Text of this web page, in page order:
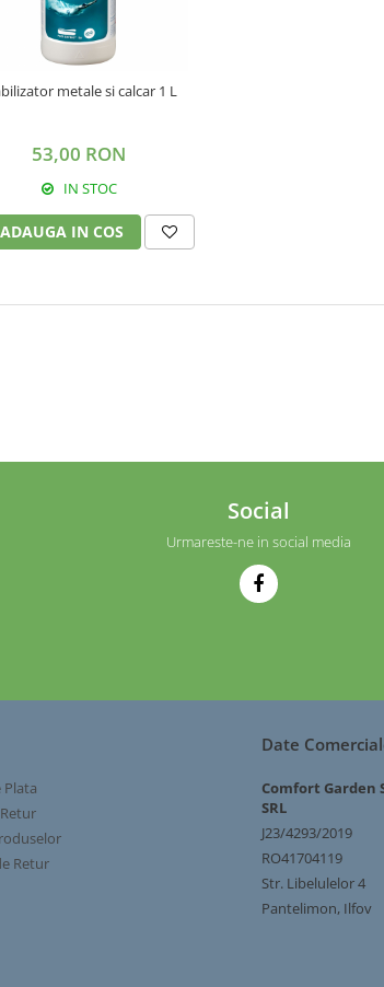
metale si calcar 1 L
53,00 RON
IN STOC
ADAUGA IN COS
Social
Urmareste-ne in social media
Retur
Date
Comfort Garden
SRL
J23/4293/2019
RO41704119
Str. Libelulelor 4
Pantelimon, Ilfov